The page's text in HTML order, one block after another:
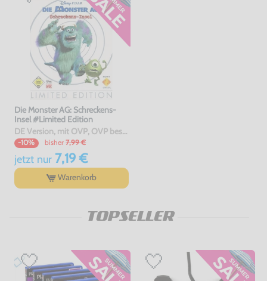
Die Monster AG: Schreckens-
Insel #Limited Edition
DE Version, mit OVP, OVP beschädigt, gebraucht
-10% bisher 7,99 €
jetzt nur7,19 €
Warenkorb
TOPSELLER